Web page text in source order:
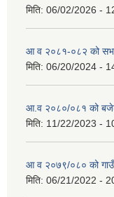
मिति: 06/02/2026 -
आ व २०८१-०८२ को सभा
मिति: 06/20/2024 -
आ.व २०८०/०८१ को
मिति: 11/22/2023 -
आ व २०७९/०८० को गाउँ
मिति: 06/21/2022 -